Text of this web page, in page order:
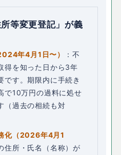
所等変更登記」が義
年4月1日〜）
：不
得を知った日から3年
です。期限内に手続き
で10万円の過料に処せ
（過去の相続も対
化（2026年4月1
住所・氏名（名称）が